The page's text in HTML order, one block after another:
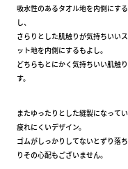
吸水性のあるタオル地を内側にす
し、
さらりとした肌触りが気持ちいい
ット地を内側にするもよし。
どちらもとにかく気持ちいい肌触
す。
またゆったりとした縫製になって
疲れにくいデザイン。
ゴムがしっかりしてないとずり落
りその心配もございません。